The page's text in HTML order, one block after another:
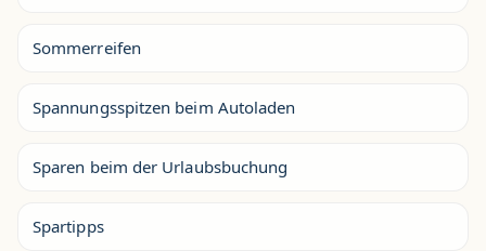
Sommerreifen
Spannungsspitzen beim Autoladen
Sparen beim der Urlaubsbuchung
Spartipps